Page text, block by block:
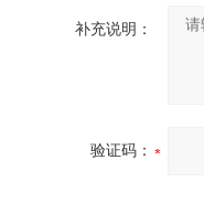
补充说明：
验证码：